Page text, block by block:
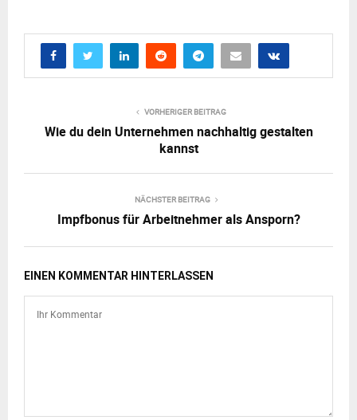
VORHERIGER BEITRAG
Wie du dein Unternehmen nachhaltig gestalten
kannst
NÄCHSTER BEITRAG
Impfbonus für Arbeitnehmer als Ansporn?
EINEN KOMMENTAR HINTERLASSEN